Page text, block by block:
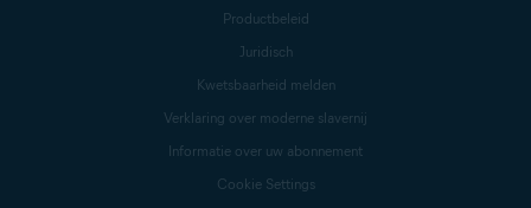
Productbeleid
Juridisch
Kwetsbaarheid melden
Verklaring over moderne slavernij
Informatie over uw abonnement
Cookie Settings